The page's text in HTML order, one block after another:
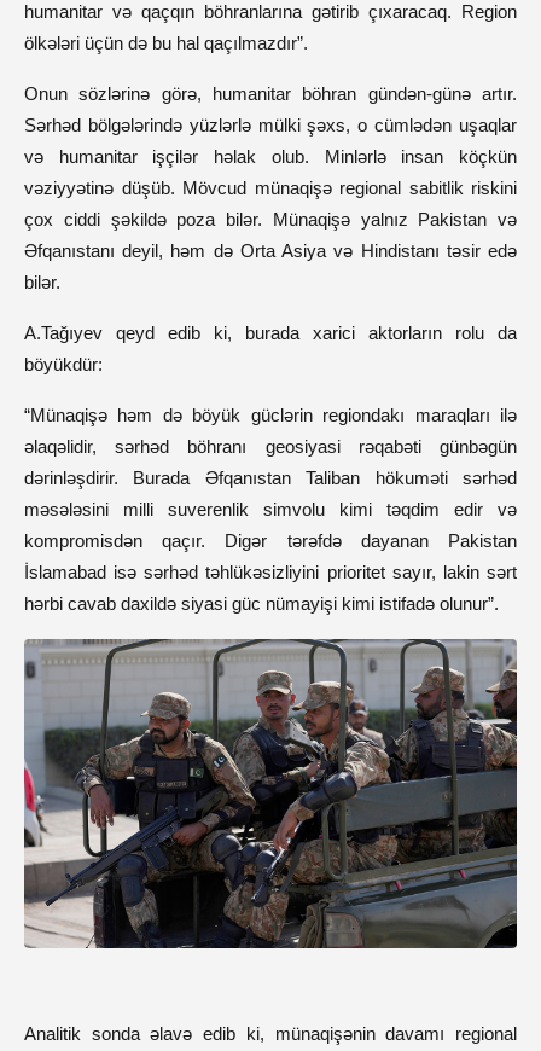
humanitar və qaçqın böhranlarına gətirib çıxaracaq. Region
ölkələri üçün də bu hal qaçılmazdır”.
Onun sözlərinə görə, humanitar böhran gündən-günə artır.
Sərhəd bölgələrində yüzlərlə mülki şəxs, o cümlədən uşaqlar
və humanitar işçilər həlak olub. Minlərlə insan köçkün
vəziyyətinə düşüb. Mövcud münaqişə regional sabitlik riskini
çox ciddi şəkildə poza bilər. Münaqişə yalnız Pakistan və
Əfqanıstanı deyil, həm də Orta Asiya və Hindistanı təsir edə
bilər.
A.Tağıyev qeyd edib ki, burada xarici aktorların rolu da
böyükdür:
“Münaqişə həm də böyük güclərin regiondakı maraqları ilə
əlaqəlidir, sərhəd böhranı geosiyasi rəqabəti günbəgün
dərinləşdirir. Burada Əfqanıstan Taliban hökuməti sərhəd
məsələsini milli suverenlik simvolu kimi təqdim edir və
kompromisdən qaçır. Digər tərəfdə dayanan Pakistan
İslamabad isə sərhəd təhlükəsizliyini prioritet sayır, lakin sərt
hərbi cavab daxildə siyasi güc nümayişi kimi istifadə olunur”.
Analitik sonda əlavə edib ki, münaqişənin davamı regional